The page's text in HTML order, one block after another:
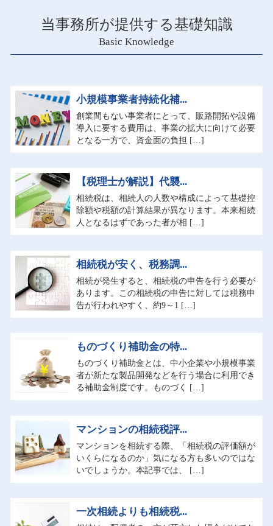
当事務所が提供する基礎知識
Basic Knowledge
小規模事業者持続化補...
創業間もない事業者にとって、販路開拓や設備
導入に要する費用は、事業の拡大に向けて必要
となる一方で、資金面の負担 […]
【税理士が解説】代襲...
相続税は、相続人の人数や構成によって基礎控
除額や税額の計算結果が異なります。本来相続
人となるはずであった者が相 […]
相続税が安く、税務調...
相続が発生すると、相続税の申告を行う必要が
あります。この相続税の申告に対しては税務申
告が行われやすく、約9～1 […]
ものづくり補助金の特...
ものづくり補助金とは、中小企業や小規模事業
者が新たな製品開発などを行う場合に利用でき
る補助金制度です。ものづく […]
マンションの相続税評...
マンションを相続する際、「相続税の評価額が
いくらになるのか」気になる方も多いのではな
いでしょうか。本記事では、 […]
一次相続よりも相続税...